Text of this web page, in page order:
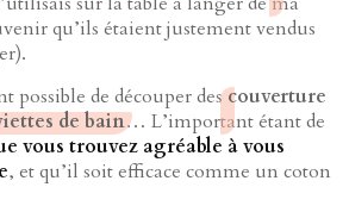
qu’ils étaient justement vendus
possible de découper descouverture
de bain… L’important étant de
vous trouvez agréable à vous
, et qu’il soit efficace comme un coton